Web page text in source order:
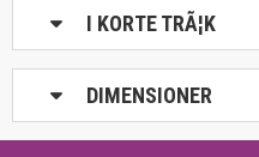
I KORTE TRÃ¦K
DIMENSIONER